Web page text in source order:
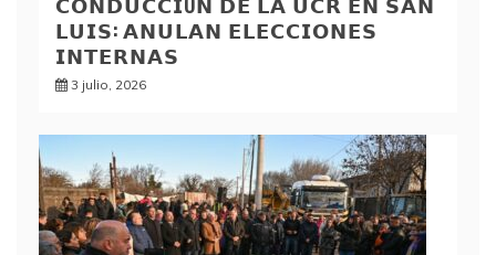
𝗟𝗨𝗜𝗦: 𝗔𝗡𝗨𝗟𝗔𝗡 𝗘𝗟𝗘𝗖𝗖𝗜𝗢𝗡𝗘𝗦
𝗜𝗡𝗧𝗘𝗥𝗡𝗔𝗦
3 julio, 2026